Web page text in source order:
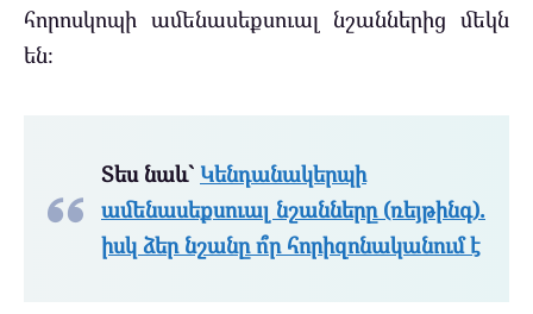
հորոսկոպի ամենասեքսուալ նշաններից մեկն
են։
Տես նաև` Կենդանակերպի
ամենասեքսուալ նշանները (ռեյթինգ).
իսկ ձեր նշանը ո՞ր հորիզոնականում է